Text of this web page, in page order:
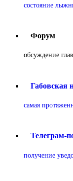
состояние
Форум
обсуждение
Габовская
самая
Телеграм-
получение